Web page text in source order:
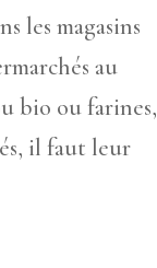
les magasins
au
bio ou farines,
il faut leur